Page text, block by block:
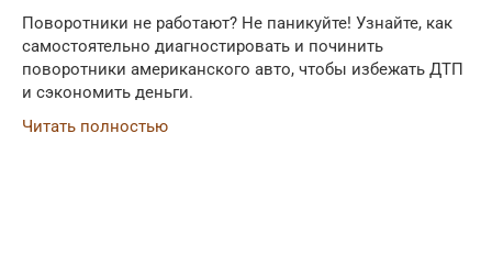
Поворотники не работают? Не паникуйте! Узнайте, как
самостоятельно диагностировать и починить
поворотники американского авто, чтобы избежать ДТП
и сэкономить деньги.
Читать полностью